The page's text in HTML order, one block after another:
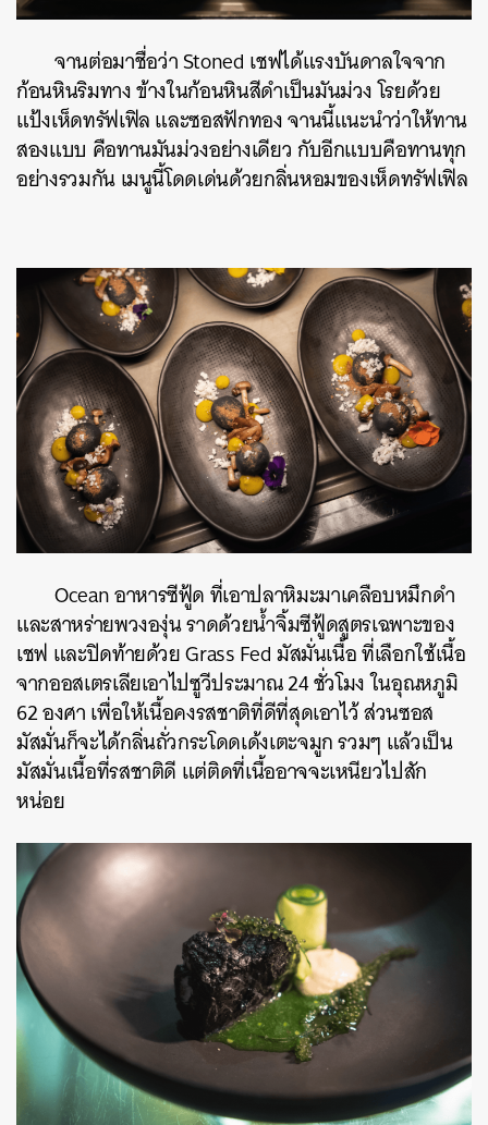
จานต่อมาชื่อว่า Stoned เชฟได้แรงบันดาลใจจาก
ก้อนหินริมทาง ข้างในก้อนหินสีดำเป็นมันม่วง โรยด้วย
แป้งเห็ดทรัฟเฟิล และซอสฟักทอง จานนี้แนะนำว่าให้ทาน
สองแบบ คือทานมันม่วงอย่างเดียว กับอีกแบบคือทานทุก
อย่างรวมกัน เมนูนี้โดดเด่นด้วยกลิ่นหอมของเห็ดทรัฟเฟิล
Ocean อาหารซีฟู้ด ที่เอาปลาหิมะมาเคลือบหมึกดำ
และสาหร่ายพวงองุ่น ราดด้วยน้ำจิ้มซีฟู้ดสูตรเฉพาะของ
เชฟ และปิดท้ายด้วย Grass Fed มัสมั่นเนื้อ ที่เลือกใช้เนื้อ
จากออสเตรเลียเอาไปซูวีประมาณ 24 ชั่วโมง ในอุณหภูมิ
62 องศา เพื่อให้เนื้อคงรสชาติที่ดีที่สุดเอาไว้ ส่วนซอส
มัสมั่นก็จะได้กลิ่นถั่วกระโดดเด้งเตะจมูก รวมๆ แล้วเป็น
มัสมั่นเนื้อที่รสชาติดี แต่ติดที่เนื้ออาจจะเหนียวไปสัก
หน่อย